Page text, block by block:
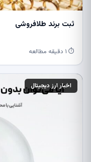
ثبت برند طلافروشی
⏱ ۱ دقیقه مطالعه
اخبار ارز دیجیتال